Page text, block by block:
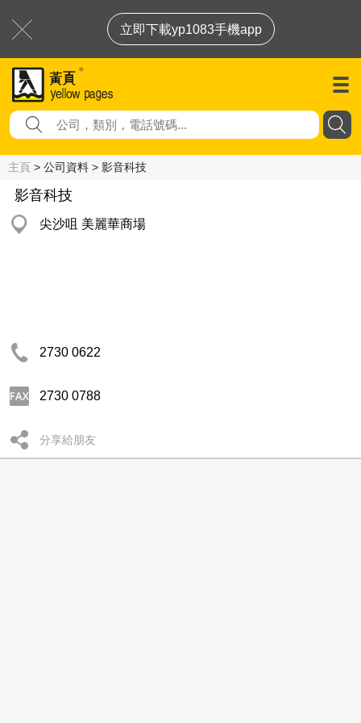
立即下載yp1083手機app
主頁 > 公司資料 > 影音科技
影音科技
尖沙咀 美麗華商場
2730 0622
2730 0788
分享給朋友